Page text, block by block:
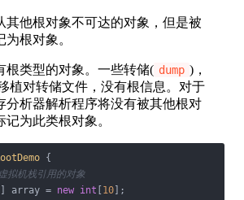
其他根对象不可达的对象，但是被
根对象。
根类型的对象。一些转储( dump )，
植对转储文件，没有根信息。对于
分析器解析程序将没有被其他根对
为此类根对象。
{
机栈引用的对象
[] array = new int 10 ];